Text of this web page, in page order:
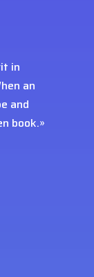
in
an
and
book.»